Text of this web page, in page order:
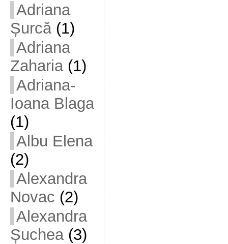
Adriana
Șurcă(1)
Adriana
Zaharia(1)
Adriana-
Ioana Blaga
(1)
Albu Elena
(2)
Alexandra
Novac (2)
Alexandra
Șuchea(3)